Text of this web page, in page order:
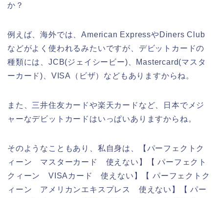
か？
例えば、海外では、American ExpressやDiners Club
などがよく使われるみたいですが、デビットカードの
種類には、JCB(ジェイシービー)、Mastercard(マスタ
ーカード)、VISA（ビザ）などもありますからね。
また、三井住友カードや楽天カードなど、日本でメジ
ャーなデビットカードはいっぱいありますからね。
そのようなこともあり、私自身は、【パーフェクトク
ィーン マスターカード 使えない】【 パーフェクト
クィーン VISAカード 使えない】【 パーフェクトク
ィーン アメリカンエキスプレス 使えない】【 パー